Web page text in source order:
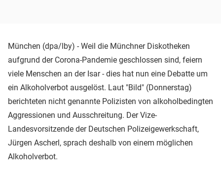
München (dpa/lby) - Weil die Münchner Diskotheken
aufgrund der Corona-Pandemie geschlossen sind, feiern
viele Menschen an der Isar - dies hat nun eine Debatte um
ein Alkoholverbot ausgelöst. Laut "Bild" (Donnerstag)
berichteten nicht genannte Polizisten von alkoholbedingten
Aggressionen und Ausschreitung. Der Vize-
Landesvorsitzende der Deutschen Polizeigewerkschaft,
Jürgen Ascherl, sprach deshalb von einem möglichen
Alkoholverbot.